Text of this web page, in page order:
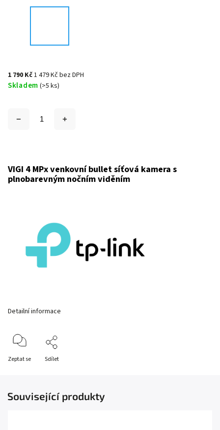
1 790 Kč1 479 Kč bez DPH
Skladem (>5 ks)
VIGI 4 MPx venkovní bullet síťová kamera s
plnobarevným nočním viděním
Detailní informace
Zeptat se Sdílet
Související produkty